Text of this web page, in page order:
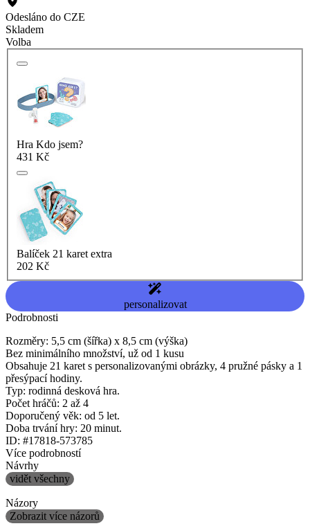
Odesláno do CZE
Skladem
Volba
Hra Kdo jsem?
431 Kč
Balíček 21 karet extra
202 Kč
personalizovat
Podrobnosti
Rozměry: 5,5 cm (šířka) x 8,5 cm (výška)
Bez minimálního množství, už od 1 kusu
Obsahuje 21 karet s personalizovanými obrázky, 4 pružné pásky a 1
přesýpací hodiny.
Typ: rodinná desková hra.
Počet hráčů: 2 až 4
Doporučený věk: od 5 let.
Doba trvání hry: 20 minut.
ID: #17818-573785
Více podrobností
Návrhy
vidět všechny
Názory
Zobrazit více názorů